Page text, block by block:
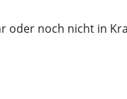
oder noch nicht in